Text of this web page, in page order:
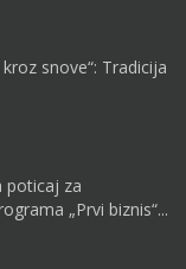
snove“: Tradicija
poticaj za
„Prvi biznis“...